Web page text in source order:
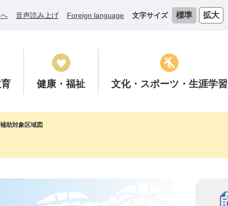
音声読み上げ Foreign language 文字サイズ 標準 拡大
育 健康 ・福祉 文化・スポーツ ・生涯学習
助対象区域図